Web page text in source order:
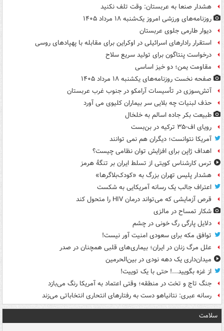
هشدار صنعا به عربستان: وقت تلف نکنید
روزنامه‌های ورزشی امروز یک‌شنبه ۱۸ مرداد ۱۴۰۵
دیوار طارمی جلوی عربستان
استقرار رادارهای اسرائیلی در اوکراین برای مقابله با پهپادهای روسی
درخواست پنتاگون برای تولید سریع سلاح
مقاومت یمن؛ دو خیز اساسی
صفحه نخست روزنامه‌های یکشنبه ۱۸ مرداد ۱۴۰۵
آتش‌سوزی در تأسیسات آرامکو در جنوب غرب عربستان
حذف لبنیات چه بلایی سر بیماران کلیوی می آورد
طبیعت بکر جاده اسالم به خلخال
رویای اف-۳۵ ترکیه در بن‌بست
آمریکا نتوانست؛ دیگران هم نمی توانند
اهداف ژاپن برای افزایش توان نظامی چیست؟
ترس کارشناس کویتی از تسلط ایران بر تنگۀ هرمز
هشدار پلیس تهران بزرگ به «کودک‌بلاگرها»
اعتراف جالب یک رسانه آمریکایی به شکست
قرص آزمایشی که می‌تواند درمان HIV را متحول کند
شکار تمساح در مالزی
دلایل پارگی رگ خونی در چشم
توافق مکه برای سعودی امنیت آور نیست!
علل مرگ زنان در ایران؛ بیماری‌های قلبی همچنان در صدر
میدان‌داری یک دهه نودی در بین‌الحرمین
از غزه بگویید...! حتی با یک توییت!
جنگ تاج و تخت در منطقه؛ وقتی اعتماد به آمریکا رنگ می‌بازد
رسانه عبری: نتانیاهو دست به رفتارهای انتحاری انتخاباتی می‌زند
سلامت